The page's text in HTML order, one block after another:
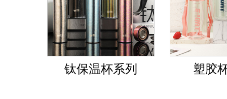
钛保温杯系列 塑胶